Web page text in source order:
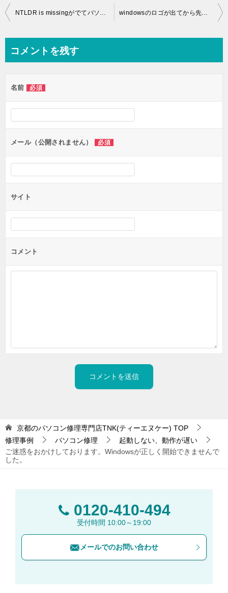
投
ビ
ー
シ
ン
NTLDR is missingがでてパソコンが起動しない windowsのロゴが出てから先に進まない
コメントを残す
名前 必須
メール（公開されません） 必須
サイト
コメント
京都のパソコン修理専門店TNK(ティーエヌケー) TOP
修理事例
パソコン修理
起動しない、動作が遅い
ご迷惑をおかけしております。Windowsが正しく開始できませんで
した。
0120-410-494
受付時間 10:00～19:00
メールでのお問い合わせ